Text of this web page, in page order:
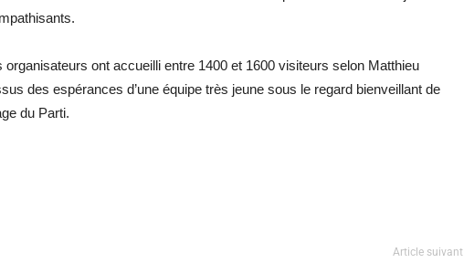
organisateurs ont accueilli entre 1400 et 1600 visiteurs selon Matthieu
des espérances d’une équipe très jeune sous le regard bienveillant de
du Parti.
Article suivant